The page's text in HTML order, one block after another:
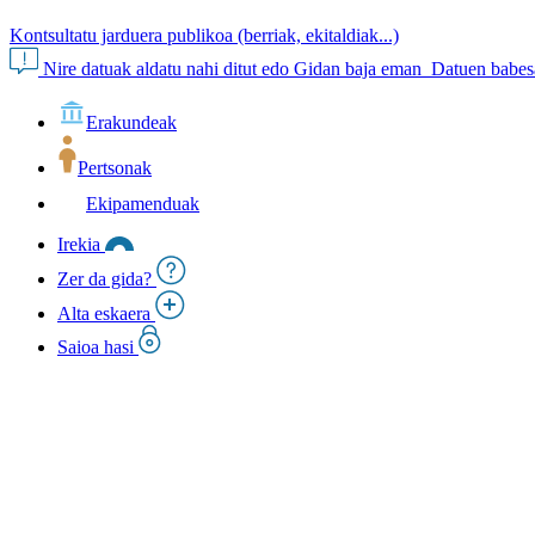
Kontsultatu jarduera publikoa (berriak, ekitaldiak...)
Nire datuak aldatu nahi ditut edo Gidan baja eman Datuen
Erakundeak
Pertsonak
Ekipamenduak
Irekia
Zer da gida?
Alta eskaera
Saioa hasi